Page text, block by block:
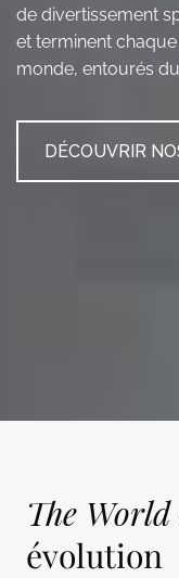
de divertissement
et terminent
monde, entourés
DÉCOUVRIR
The World
évolution